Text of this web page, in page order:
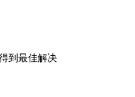
到最佳解决